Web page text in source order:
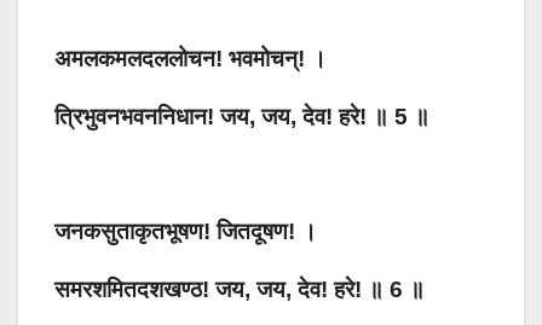
अमलकमलदललोचन! भवमोचन्! ।
त्रिभुवनभवननिधान! जय, जय, देव! हरे! ॥ 5 ॥
जनकसुताकृतभूषण! जितदूषण! ।
समरशमितदशखण्ठ! जय, जय, देव! हरे! ॥ 6 ॥